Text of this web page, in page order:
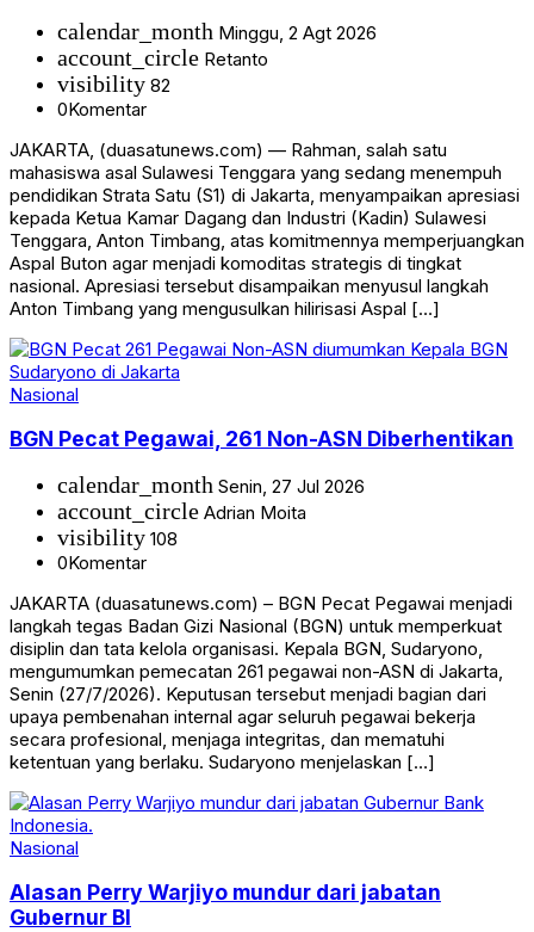
calendar_month Minggu, 2 Agt 2026
account_circle Retanto
visibility 82
0Komentar
JAKARTA, (duasatunews.com) — Rahman, salah satu
mahasiswa asal Sulawesi Tenggara yang sedang menempuh
pendidikan Strata Satu (S1) di Jakarta, menyampaikan apresiasi
kepada Ketua Kamar Dagang dan Industri (Kadin) Sulawesi
Tenggara, Anton Timbang, atas komitmennya memperjuangkan
Aspal Buton agar menjadi komoditas strategis di tingkat
nasional. Apresiasi tersebut disampaikan menyusul langkah
Anton Timbang yang mengusulkan hilirisasi Aspal […]
Nasional
BGN Pecat Pegawai, 261 Non-ASN Diberhentikan
calendar_month Senin, 27 Jul 2026
account_circle Adrian Moita
visibility 108
0Komentar
JAKARTA (duasatunews.com) – BGN Pecat Pegawai menjadi
langkah tegas Badan Gizi Nasional (BGN) untuk memperkuat
disiplin dan tata kelola organisasi. Kepala BGN, Sudaryono,
mengumumkan pemecatan 261 pegawai non-ASN di Jakarta,
Senin (27/7/2026). Keputusan tersebut menjadi bagian dari
upaya pembenahan internal agar seluruh pegawai bekerja
secara profesional, menjaga integritas, dan mematuhi
ketentuan yang berlaku. Sudaryono menjelaskan […]
Nasional
Alasan Perry Warjiyo mundur dari jabatan
Gubernur BI